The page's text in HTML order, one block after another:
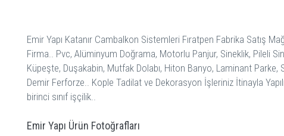
Emir Yapı Katanır Cambalkon Sistemleri Fıratpen Fabrika Satış
Firma.. Pvc, Alüminyum Doğrama, Motorlu Panjur, Sineklik, Pileli
Küpeşte, Duşakabin, Mutfak Dolabı, Hiton Banyo, Laminant Parke,
Demir Ferforze.. Kople Tadilat ve Dekorasyon İşleriniz İtinayla
Emir Yapı Ürün Fotoğrafları